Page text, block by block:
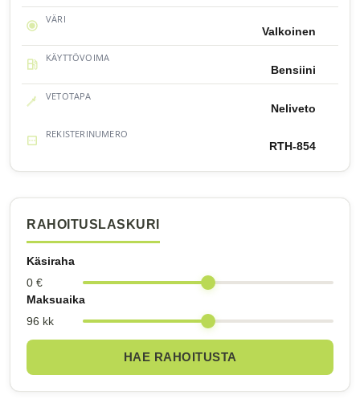
VÄRI
Valkoinen
KÄYTTÖVOIMA
Bensiini
VETOTAPA
Neliveto
REKISTERINUMERO
RTH-854
RAHOITUSLASKURI
Käsiraha
0 €
Maksuaika
96 kk
HAE RAHOITUSTA